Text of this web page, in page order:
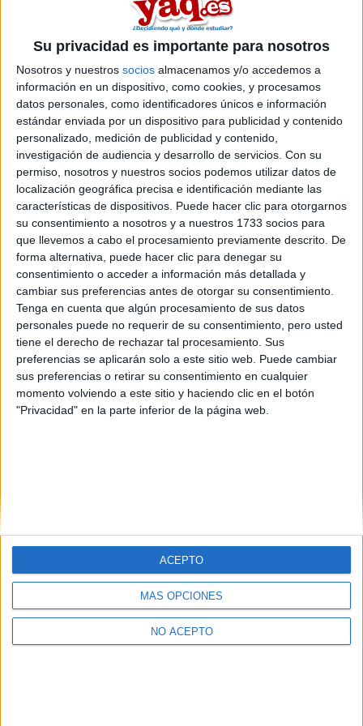
Su privacidad es importante para nosotros
Nosotros y nuestros socios almacenamos y/o accedemos a
información en un dispositivo, como cookies, y procesamos
datos personales, como identificadores únicos e información
estándar enviada por un dispositivo para publicidad y contenido
personalizado, medición de publicidad y contenido,
investigación de audiencia y desarrollo de servicios. Con su
permiso, nosotros y nuestros socios podemos utilizar datos de
localización geográfica precisa e identificación mediante las
características de dispositivos. Puede hacer clic para otorgarnos
su consentimiento a nosotros y a nuestros 1733 socios para
que llevemos a cabo el procesamiento previamente descrito. De
forma alternativa, puede hacer clic para denegar su
consentimiento o acceder a información más detallada y
cambiar sus preferencias antes de otorgar su consentimiento.
Tenga en cuenta que algún procesamiento de sus datos
personales puede no requerir de su consentimiento, pero usted
tiene el derecho de rechazar tal procesamiento. Sus
preferencias se aplicarán solo a este sitio web. Puede cambiar
sus preferencias o retirar su consentimiento en cualquier
momento volviendo a este sitio y haciendo clic en el botón
"Privacidad" en la parte inferior de la página web.
MÁS OPCIONES
NO ACEPTO
ACEPTO
area de ciencia cognitiva.
ampliar tu búsqueda a toda España
másters en ciencia cognitiva entre los que puedes elegir. Estos
estudios están asociados a la rama de Ciencias, Ciencias
sociales y jurídicas.
Presencial | Illes Balears
Máster Universitario en
Cognición y Evolución Humana
UNIVERSITAT DE LES ILLES BALEARS (Universidad Pública)
Tipo: Máster
Pídeles información ¡GRATIS!
Seleccionar por provincia
Barcelona(6)
Girona(1)
Illes Balears(1)
Madrid(2)
Tarragona(1)
Quiénes somos |Contactar
Aviso legal|Politica de privacidad|Condiciones generales|Política
de cookies
© 2003-2026Compás Mediterráneo S.L.- Diego de León 47 - 28006
Madrid [ESPAÑA] - Tel. +34 91 593 2767